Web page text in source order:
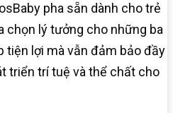
pha sẵn dành cho trẻ
chọn lý tưởng cho những ba
tiện lợi mà vẫn đảm bảo đầy
triển trí tuệ và thể chất cho